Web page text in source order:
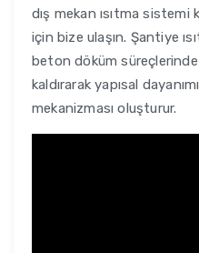
dış mekan ısıtma sistemi
için bize ulaşın. Şantiye
beton döküm
kaldırarak yapısal
mekanizması oluşturur.